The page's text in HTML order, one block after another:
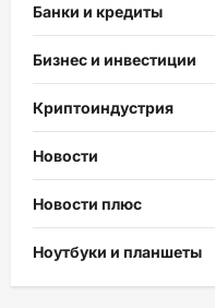
Банки и кредиты
Бизнес и инвестиции
Криптоиндустрия
Новости
Новости плюс
Ноутбуки и планшеты